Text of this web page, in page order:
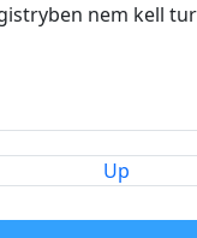
nem kell
Up